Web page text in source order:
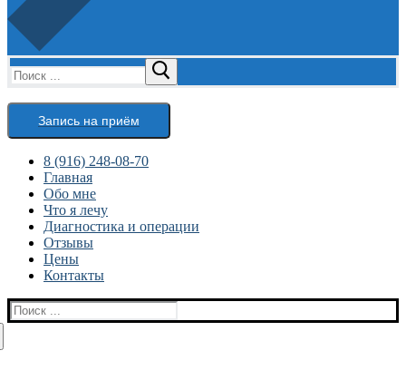
Найти:
Запись на приём
8 (916) 248-08-70
Главная
Обо мне
Что я лечу
Диагностика и операции
Отзывы
Цены
Контакты
Найти: